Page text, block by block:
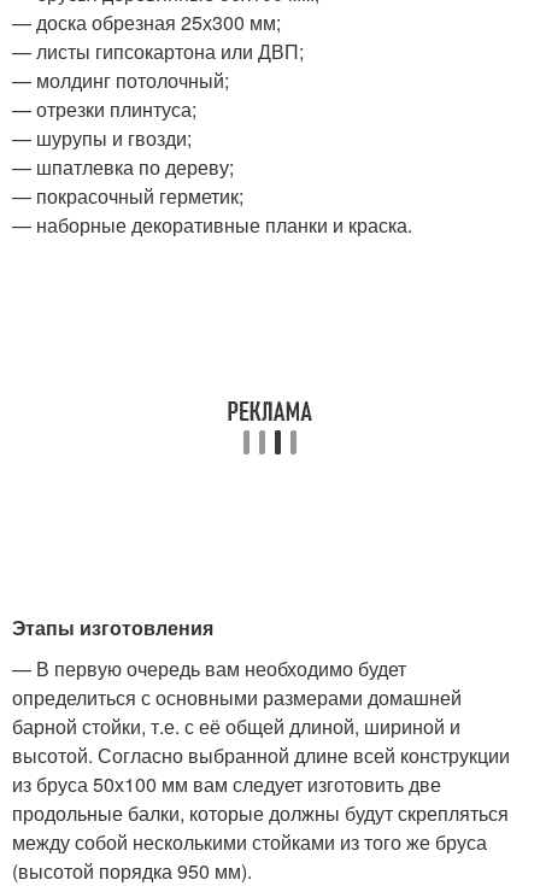
— доска обрезная 25х300 мм;
— листы гипсокартона или ДВП;
— молдинг потолочный;
— отрезки плинтуса;
— шурупы и гвозди;
— шпатлевка по дереву;
— покрасочный герметик;
— наборные декоративные планки и краска.
Этапы изготовления
— В первую очередь вам необходимо будет
определиться с основными размерами домашней
барной стойки, т.е. с её общей длиной, шириной и
высотой. Согласно выбранной длине всей конструкции
из бруса 50х100 мм вам следует изготовить две
продольные балки, которые должны будут скрепляться
между собой несколькими стойками из того же бруса
(высотой порядка 950 мм).